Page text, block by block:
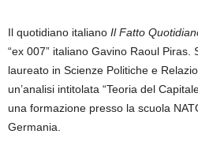
Il quotidiano italiano Il Fatto
“ex 007” italiano Gavino Raoul
laureato in Scienze Politiche e
un’analisi intitolata “Teoria del
una formazione presso la scuola
Germania.